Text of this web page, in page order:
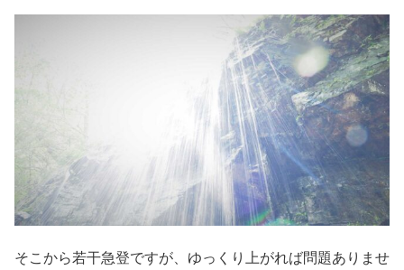
そこから若干急登ですが、ゆっくり上がれば問題ありませ